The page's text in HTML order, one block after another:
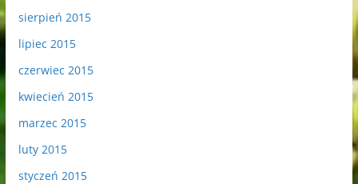
sierpień 2015
lipiec 2015
czerwiec 2015
kwiecień 2015
marzec 2015
luty 2015
styczeń 2015